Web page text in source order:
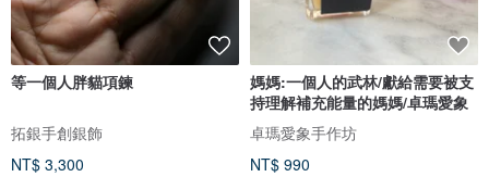
等一個人胖貓項鍊
拓銀手創銀飾
NT$ 3,300
媽媽:一個人的武林/獻給需要被支
持理解補充能量的媽媽/卓瑪愛象
卓瑪愛象手作坊
NT$ 990